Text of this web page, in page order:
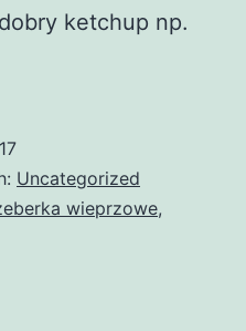
ketchup np.
Uncategorized
wieprzowe,